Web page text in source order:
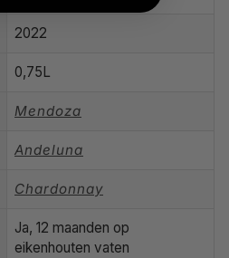
2022
0,75L
Mendoza
Andeluna
Chardonnay
Ja, 12 maanden op
eikenhouten vaten